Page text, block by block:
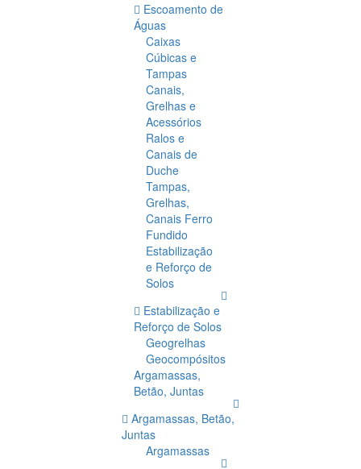
Escoamento de
Águas
Caixas
Cúbicas e
Tampas
Canais,
Grelhas e
Acessórios
Ralos e
Canais de
Duche
Tampas,
Grelhas,
Canais Ferro
Fundido
Estabilização
e Reforço de
Solos
Estabilização e
Reforço de Solos
Geogrelhas
Geocompósitos
Argamassas,
Betão, Juntas
Argamassas, Betão,
Juntas
Argamassas